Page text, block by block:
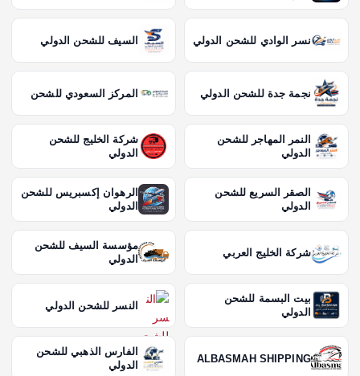
نسر الوادي للشحن الدولي السيف للشحن الدولي
نجمة جدة للشحن الدولي المركز السعودي للشحن
النمر المهاجر للشحن
الدولي
شركة الخليج للشحن
الدولي
الصقر السريع للشحن
الدولي
الرهوان إكسبريس للشحن
الدولي
شركة الخليج العربي
مؤسسة السيف للشحن
الدولي
بيت البسمة للشحن
الدولي
النسر للشحن الدولي
ALBASMAH SHIPPING
الفارس الذهبي للشحن
الدولي